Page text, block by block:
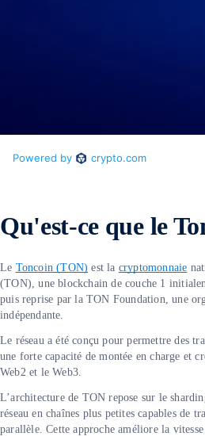
Qu'est-ce que le
Le Toncoin (TON) est la cryptomonnaie
(TON), une blockchain de couche 1
puis reprise par la TON Foundation, une
indépendante.
Le réseau a été conçu pour permettre des
une forte capacité de montée en charge et
Web2 et le Web3.
L’architecture de TON repose sur le
réseau en chaînes plus petites capables de
parallèle. Cette approche améliore la